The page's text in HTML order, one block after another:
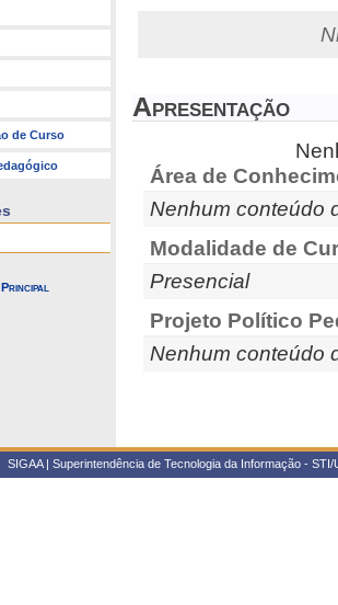
de Curso
Apresentação
Área de
Nenhum conteúdo
Modalidade de
Presencial
Projeto Político
Nenhum conteúdo
SIGAA | Superintendência de Tecnologia da Informação -